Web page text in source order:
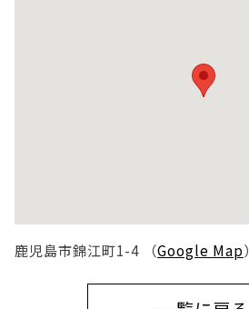
鹿児島市錦江町1-4 （Google Map）